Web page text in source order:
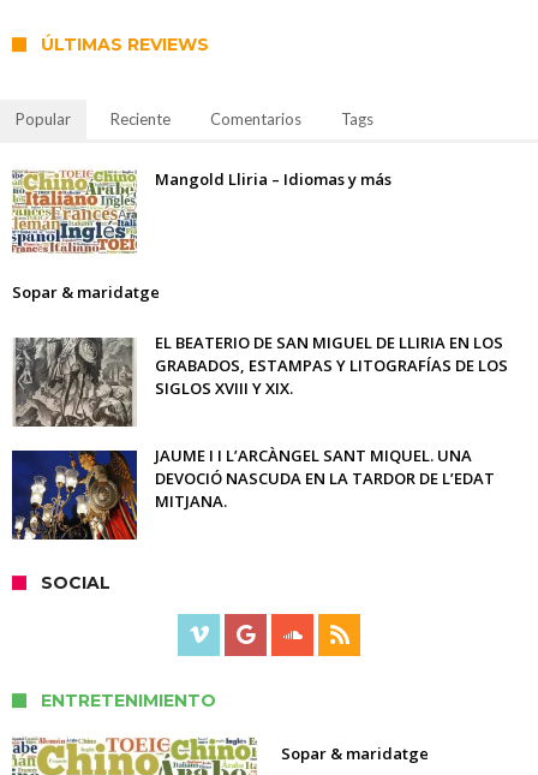
ÚLTIMAS REVIEWS
Popular Reciente Comentarios Tags
Mangold Lliria – Idiomas y más
Sopar & maridatge
EL BEATERIO DE SAN MIGUEL DE LLIRIA EN LOS
GRABADOS, ESTAMPAS Y LITOGRAFÍAS DE LOS
SIGLOS XVIII Y XIX.
JAUME I I L’ARCÀNGEL SANT MIQUEL. UNA
DEVOCIÓ NASCUDA EN LA TARDOR DE L’EDAT
MITJANA.
SOCIAL
ENTRETENIMIENTO
Sopar & maridatge